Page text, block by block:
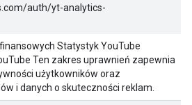
auth/yt-analytics-
Statystyk YouTube
Ten zakres uprawnień zapewnia
użytkowników oraz
i danych o skuteczności reklam.